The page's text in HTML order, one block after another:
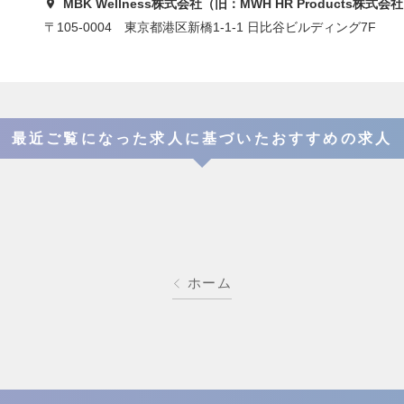
MBK Wellness株式会社（旧：MWH HR Products株式会
〒105-0004 東京都港区新橋1-1-1 日比谷ビルディング7F
最近ご覧になった求人に基づいたおすすめの求人
ホーム